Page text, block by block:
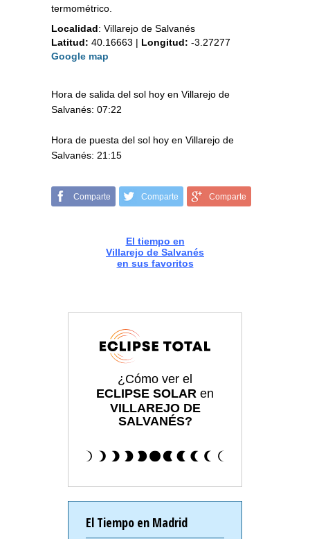
termométrico.
Localidad: Villarejo de Salvanés
Latitud: 40.16663 | Longitud: -3.27277
Google map
Hora de salida del sol hoy en Villarejo de
Salvanés: 07:22
Hora de puesta del sol hoy en Villarejo de
Salvanés: 21:15
Comparte Comparte Comparte
El tiempo en
Villarejo de Salvanés
en sus favoritos
¿Cómo ver el
ECLIPSE SOLAR en
VILLAREJO DE
SALVANÉS?
El Tiempo en Madrid